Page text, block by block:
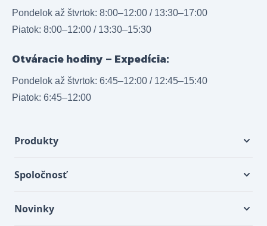
Pondelok až štvrtok: 8:00–12:00 / 13:30–17:00
Piatok: 8:00–12:00 / 13:30–15:30
Otváracie hodiny – Expedícia:
Pondelok až štvrtok: 6:45–12:00 / 12:45–15:40
Piatok: 6:45–12:00
Produkty
Spoločnosť
Novinky